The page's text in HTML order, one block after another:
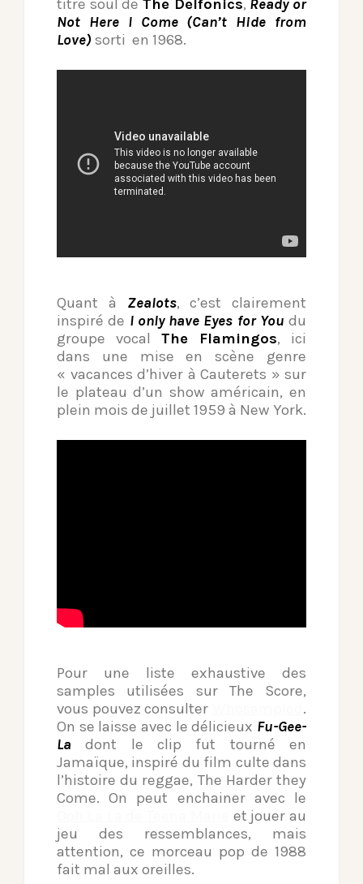
titre soul de The Delfonics, Ready or
Not Here I Come (Can’t Hide from
Love) sorti en 1968.
Quant à Zealots, c’est clairement
inspiré de I only have Eyes for You du
groupe vocal The Flamingos, ici
dans une mise en scène genre
« vacances d’hiver à Cauterets » sur
le plateau d’un show américain, en
plein mois de juillet 1959 à New York.
Pour une liste exhaustive des
samples utilisées sur The Score,
vous pouvez consulter
.
On se laisse avec le délicieux Fu-Gee-
La dont le clip fut tourné en
Jamaïque, inspiré du film culte dans
l’histoire du reggae, The Harder they
Come. On peut enchainer avec le
et jouer au
jeu des ressemblances, mais
attention, ce morceau pop de 1988
fait mal aux oreilles.